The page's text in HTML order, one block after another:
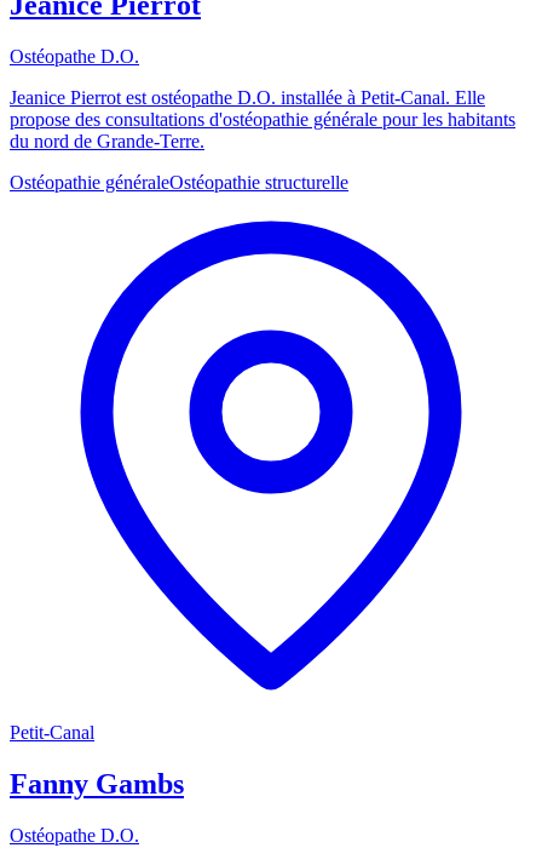
Ostéopathe D.O.
Jeanice Pierrot est ostéopathe D.O. installée à Petit-Canal. Elle
propose des consultations d'ostéopathie générale pour les habitants
du nord de Grande-Terre.
Ostéopathie généraleOstéopathie structurelle
Petit-Canal
Fanny Gambs
Ostéopathe D.O.